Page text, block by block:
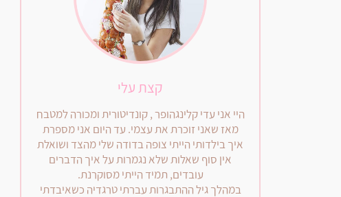
קצת עלי
היי אני עדי קלינגהופר , קונדיטורית ומכורה למטבח
מאז שאני זוכרת את עצמי. עד היום אני מספרת
איך בילדותי הייתי צופה בדודה שלי מהצד ושואלת
אין סוף שאלות שלא נגמרות על איך הדברים
עובדים, תמיד הייתי מסוקרנת.
במהלך גיל ההתבגרות עברתי טרגדיה כשאיבדתי